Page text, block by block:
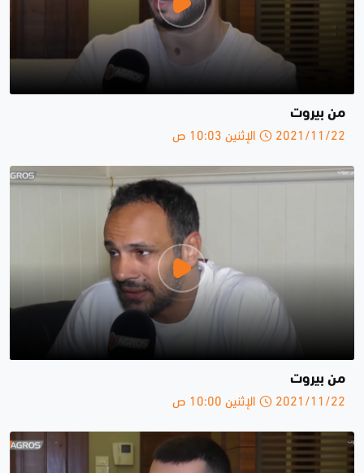
من بيروت
2021/11/22 الإثنين 10:03 ص
من بيروت
2021/11/22 الإثنين 10:00 ص